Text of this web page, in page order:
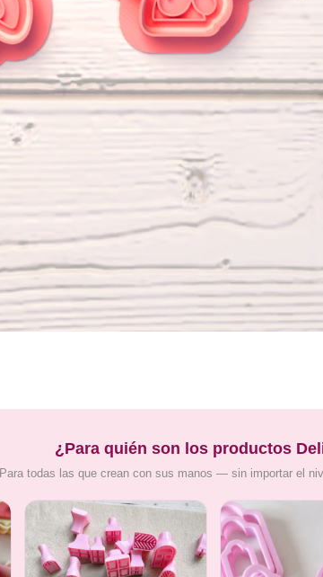
¿Para quién son los productos
Para todas las que crean con sus manos — sin importar el